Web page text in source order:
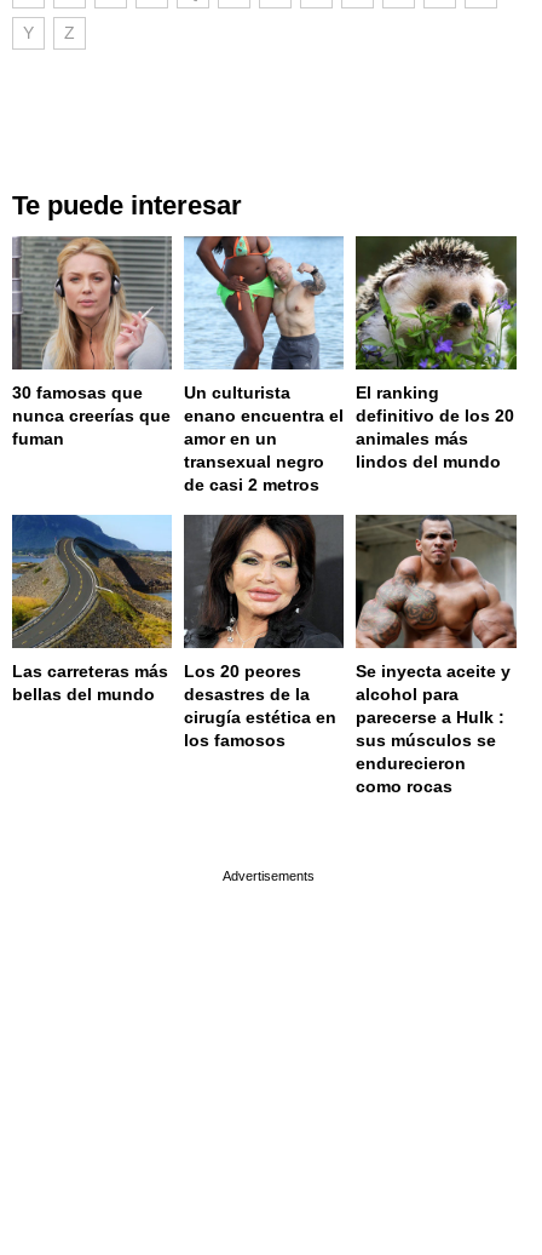
Y Z
Te puede interesar
30 famosas que
nunca creerías que
fuman
Un culturista
enano encuentra el
amor en un
transexual negro
de casi 2 metros
El ranking
definitivo de los 20
animales más
lindos del mundo
Las carreteras más
bellas del mundo
Los 20 peores
desastres de la
cirugía estética en
los famosos
Se inyecta aceite y
alcohol para
parecerse a Hulk :
sus músculos se
endurecieron
como rocas